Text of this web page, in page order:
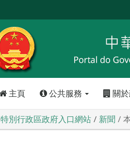
主頁 公共服務 關
別行政區政府入口網站 新聞